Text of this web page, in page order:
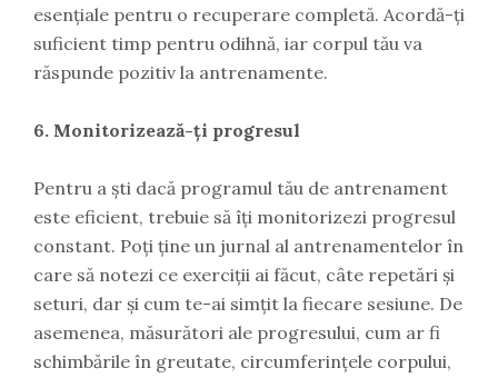
esențiale pentru o recuperare completă. Acordă-ți
suficient timp pentru odihnă, iar corpul tău va
răspunde pozitiv la antrenamente.
6. Monitorizează-ți progresul
Pentru a ști dacă programul tău de antrenament
este eficient, trebuie să îți monitorizezi progresul
constant. Poți ține un jurnal al antrenamentelor în
care să notezi ce exerciții ai făcut, câte repetări și
seturi, dar și cum te-ai simțit la fiecare sesiune. De
asemenea, măsurători ale progresului, cum ar fi
schimbările în greutate, circumferințele corpului,